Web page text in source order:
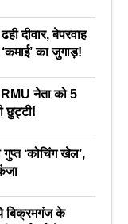
दीवार, बेपरवाह
का जुगाड़!
नेता को 5
छुट्टी!
‘कोचिंग खेल’,
बिक्रमगंज के